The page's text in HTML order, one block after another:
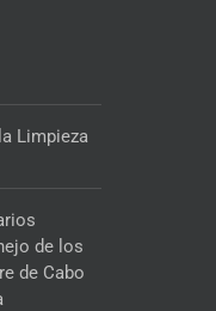
Limpieza
de los
de Cabo